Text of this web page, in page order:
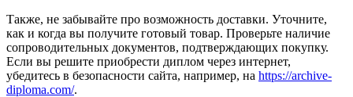
Также, не забывайте про возможность доставки. Уточните,
как и когда вы получите готовый товар. Проверьте наличие
сопроводительных документов, подтверждающих покупку.
Если вы решите приобрести диплом через интернет,
убедитесь в безопасности сайта, например, на https://archive-
diploma.com/.